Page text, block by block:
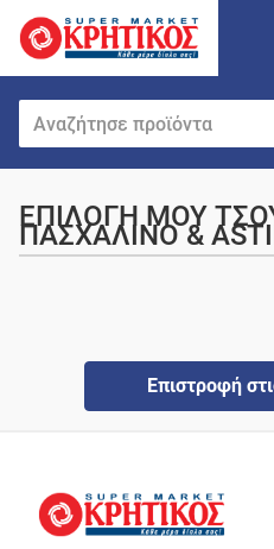
ΕΠΙΛΟΓΗ ΜΟΥ
ΠΑΣΧΑΛΙΝΟ &
Επιστροφή